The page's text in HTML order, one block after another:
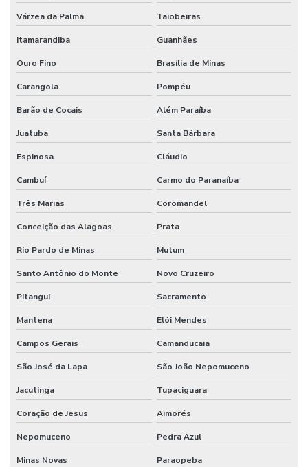
Várzea da Palma Taiobeiras
Itamarandiba Guanhães
Ouro Fino Brasília de Minas
Carangola Pompéu
Barão de Cocais Além Paraíba
Juatuba Santa Bárbara
Espinosa Cláudio
Cambuí Carmo do Paranaíba
Três Marias Coromandel
Conceição das Alagoas Prata
Rio Pardo de Minas Mutum
Santo Antônio do Monte Novo Cruzeiro
Pitangui Sacramento
Mantena Elói Mendes
Campos Gerais Camanducaia
São José da Lapa São João Nepomuceno
Jacutinga Tupaciguara
Coração de Jesus Aimorés
Nepomuceno Pedra Azul
Minas Novas Paraopeba